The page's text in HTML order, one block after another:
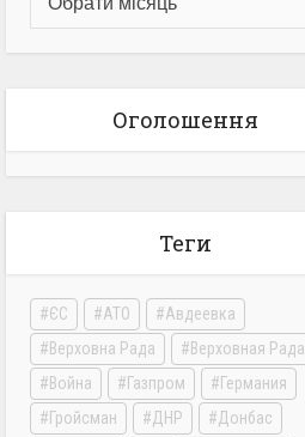
Оголошення
Теги
ЄС АТО
Авдеевка
Верховна Рада
Верховная Рада
Война
Газпром
Германия
Гройсман
ДНР
Донбас